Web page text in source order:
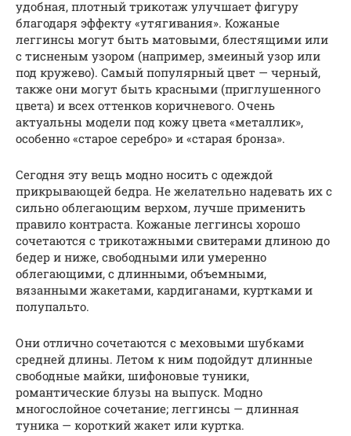
удобная, плотный трикотаж улучшает фигуру
благодаря эффекту «утягивания». Кожаные
леггинсы могут быть матовыми, блестящими или
с тисненым узором (например, змеиный узор или
под кружево). Самый популярный цвет — черный,
также они могут быть красными (приглушенного
цвета) и всех оттенков коричневого. Очень
актуальны модели под кожу цвета «металлик»,
особенно «старое серебро» и «старая бронза».
Сегодня эту вещь модно носить с одеждой
прикрывающей бедра. Не желательно надевать их с
сильно облегающим верхом, лучше применить
правило контраста. Кожаные леггинсы хорошо
сочетаются с трикотажными свитерами длиною до
бедер и ниже, свободными или умеренно
облегающими, с длинными, объемными,
вязанными жакетами, кардиганами, куртками и
полупальто.
Они отлично сочетаются с меховыми шубками
средней длины. Летом к ним подойдут длинные
свободные майки, шифоновые туники,
романтические блузы на выпуск. Модно
многослойное сочетание; леггинсы — длинная
туника — короткий жакет или куртка.